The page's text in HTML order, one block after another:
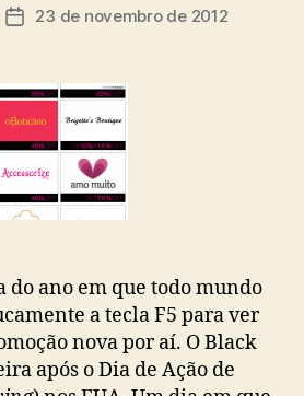
Data23 de novembro de 2012
do ano em que todo mundo
a tecla F5 para ver
nova por aí. O Black
após o Dia de Ação de